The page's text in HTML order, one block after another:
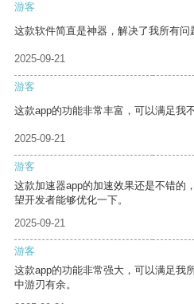
游客
这款软件简直是神器，解决了我所有问
2025-09-21
游客
这款app的功能非常丰富，可以满足我
2025-09-21
游客
这款加速器app的加速效果还是不错的
望开发者能够优化一下。
2025-09-21
游客
这款app的功能非常强大，可以满足我
中游刃有余。